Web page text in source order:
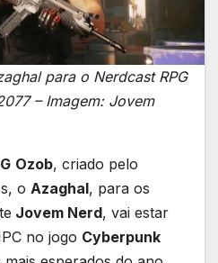
para o Nerdcast RPG
– Imagem: Jovem
Ozob, criado pelo
o Azaghal, para os
Jovem Nerd, vai estar
no jogo Cyberpunk